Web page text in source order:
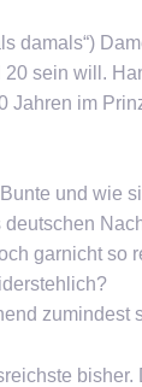
damals“)
20 sein will.
Jahren im
und wie
garnicht so
zumindest
bisher.